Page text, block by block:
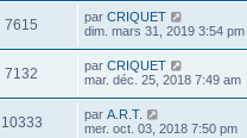
7615 par CRIQUET
dim. mars 31, 2019 3:54 pm
7132 par CRIQUET
mar. déc. 25, 2018 7:49 am
10333 par A.R.T.
mer. oct. 03, 2018 7:50 pm